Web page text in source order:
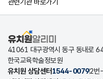
유치원알리미
41061 대구광역시 동구 동내로
한국교육학술정보원
유치원 상담센터 1544-00792번